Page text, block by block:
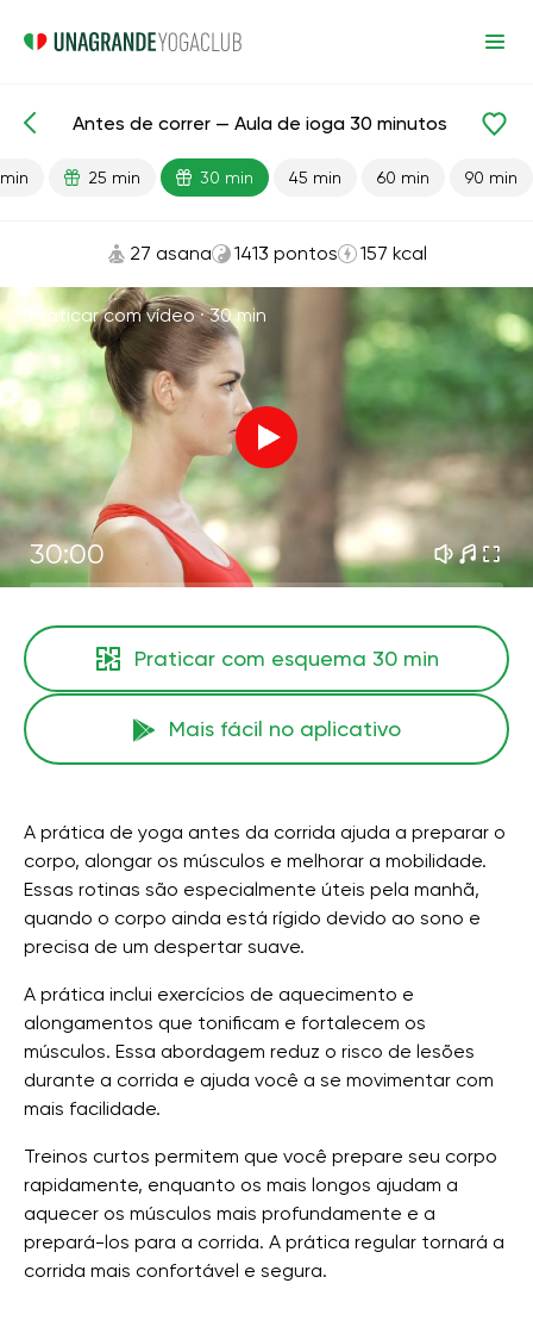
Aulas prontas Esporte Correndo
Antes de correr — Aula de ioga 30 minutos
25 min 30 min 45 min 60 min 90 min
27 asana 1413 pontos 157 kcal
Praticar com vídeo ·30 min
30:00
Praticar com esquema 30 min
Mais fácil no aplicativo
A prática de yoga antes da corrida ajuda a preparar o
corpo, alongar os músculos e melhorar a mobilidade.
Essas rotinas são especialmente úteis pela manhã,
quando o corpo ainda está rígido devido ao sono e
precisa de um despertar suave.
A prática inclui exercícios de aquecimento e
alongamentos que tonificam e fortalecem os
músculos. Essa abordagem reduz o risco de lesões
durante a corrida e ajuda você a se movimentar com
mais facilidade.
Treinos curtos permitem que você prepare seu corpo
rapidamente, enquanto os mais longos ajudam a
aquecer os músculos mais profundamente e a
prepará-los para a corrida. A prática regular tornará a
corrida mais confortável e segura.